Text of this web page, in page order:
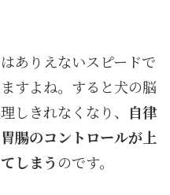
ありえないスピードで
すよね。すると犬の脳
しきれなくなり、
自律
腸のコントロールが上
しまう のです。